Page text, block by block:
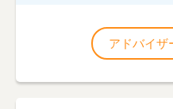
アドバイザ